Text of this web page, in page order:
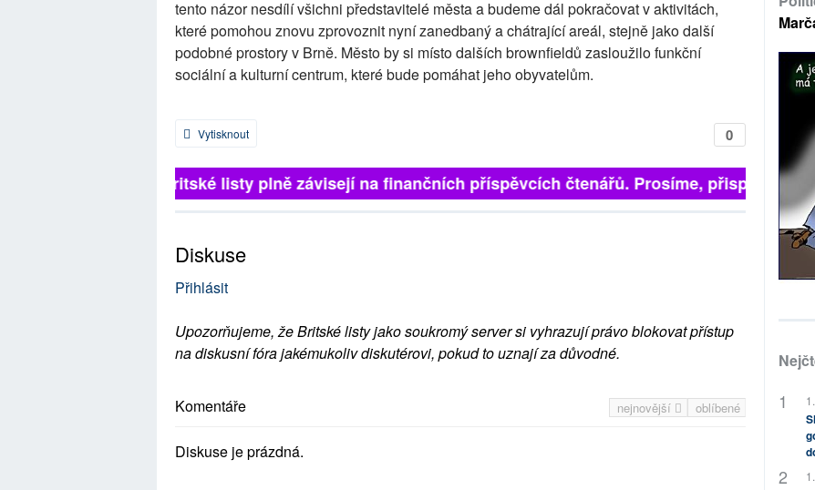
tento názor nesdílí všichni představitelé města a budeme dál pokračovat v aktivitách,
které pomohou znovu zprovoznit nyní zanedbaný a chátrající areál, stejně jako další
podobné prostory v Brně. Město by si místo dalších brownfieldů zasloužilo funkční
sociální a kulturní centrum, které bude pomáhat jeho obyvatelům.
0
Vytisknout
Britské listy plně závisejí na finančních příspěvcích čtenářů. Prosíme, přispějte. ➥
Diskuse
Přihlásit
Upozorňujeme, že Britské listy jako soukromý server si vyhrazují právo blokovat přístup
na diskusní fóra jakémukoliv diskutérovi, pokud to uznají za důvodné.
nejnovější oblíbené
Komentáře
Diskuse je prázdná.